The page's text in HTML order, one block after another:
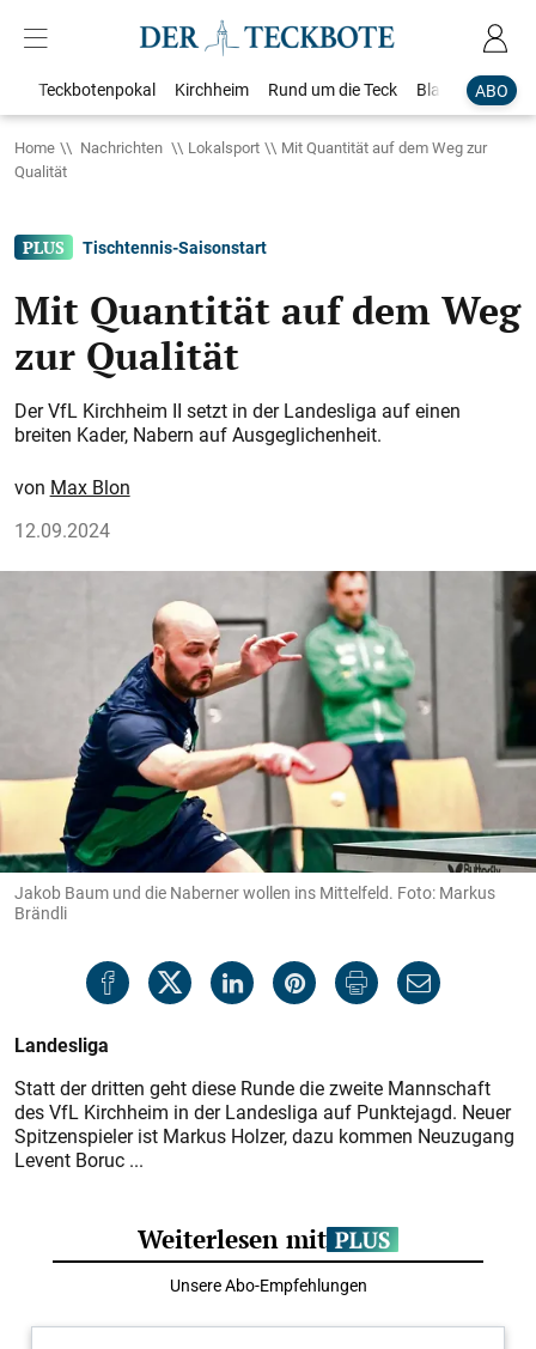
ABO
Teckbotenpokal Kirchheim Rund um die Teck Blaulicht
Home Nachrichten Lokalsport
Mit Quantität auf dem Weg zur
Qualität
Tischtennis-Saisonstart
Mit Quantität auf dem Weg
zur Qualität
Der VfL Kirchheim II setzt in der Landesliga auf einen
breiten Kader, Nabern auf Ausgeglichenheit.
Max Blon
12.09.2024
Jakob Baum und die Naberner wollen ins Mittelfeld. Foto: Markus
Brändli
Landesliga
Statt der dritten geht diese Runde die zweite Mannschaft
des VfL Kirchheim in der Landesliga auf Punktejagd. Neuer
Spitzenspieler ist Markus Holzer, dazu kommen Neuzugang
Levent Boruc ...